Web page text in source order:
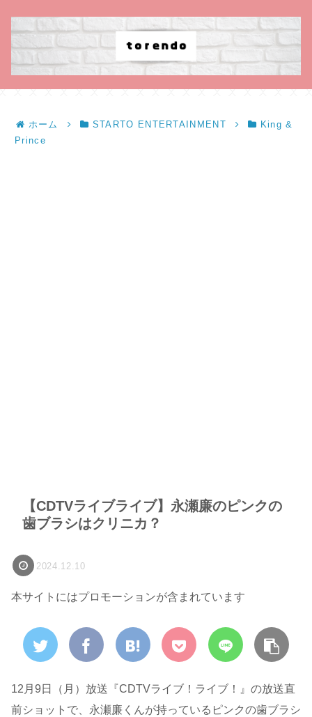
ホーム STARTO ENTERTAINMENT
King &
Prince
【CDTVライブライブ】永瀬廉のピンクの
歯ブラシはクリニカ？
2024.12.10
本サイトにはプロモーションが含まれています
12月9日（月）放送『CDTVライブ！ライブ！』の放送直
前ショットで、永瀬廉くんが持っているピンクの歯ブラシ